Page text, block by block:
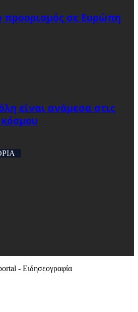
προορισμός σε Ευρώπη
είναι ανάμεσα στις
- Ειδησεογραφία